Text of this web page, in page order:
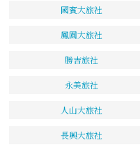
國賓大旅社
鳳園大旅社
勝吉旅社
永美旅社
人山大旅社
長興大旅社